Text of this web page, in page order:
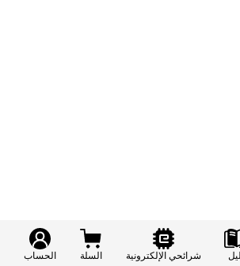
شرائحي الإلكترونية السلة الحساب